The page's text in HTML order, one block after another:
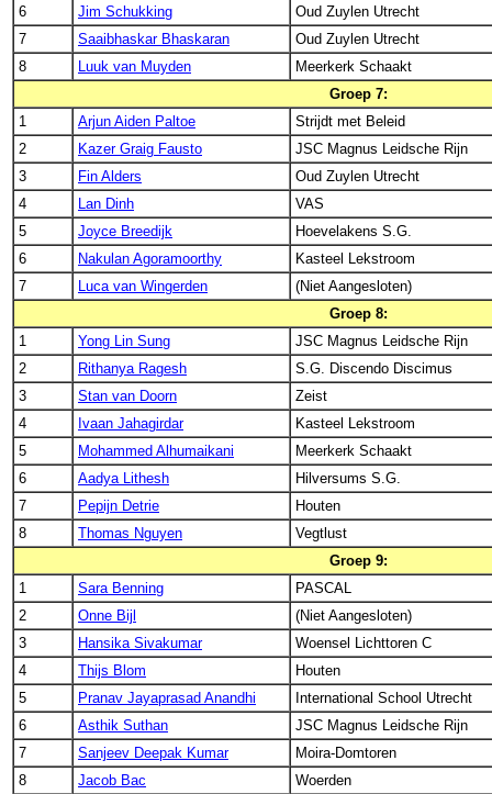
6
Jim Schukking
Oud Zuylen Utrecht
7
Saaibhaskar Bhaskaran
Oud Zuylen Utrecht
8
Luuk van Muyden
Meerkerk Schaakt
Groep 7:
1
Arjun Aiden Paltoe
Strijdt met Beleid
2
Kazer Graig Fausto
JSC Magnus Leidsche Rijn
3
Fin Alders
Oud Zuylen Utrecht
4
Lan Dinh
VAS
5
Joyce Breedijk
Hoevelakens S.G.
6
Nakulan Agoramoorthy
Kasteel Lekstroom
7
Luca van Wingerden
(Niet Aangesloten)
Groep 8:
1
Yong Lin Sung
JSC Magnus Leidsche Rijn
2
Rithanya Ragesh
S.G. Discendo Discimus
3
Stan van Doorn
Zeist
4
Ivaan Jahagirdar
Kasteel Lekstroom
5
Mohammed Alhumaikani
Meerkerk Schaakt
6
Aadya Lithesh
Hilversums S.G.
7
Pepijn Detrie
Houten
8
Thomas Nguyen
Vegtlust
Groep 9:
1
Sara Benning
PASCAL
2
Onne Bijl
(Niet Aangesloten)
3
Hansika Sivakumar
Woensel Lichttoren C
4
Thijs Blom
Houten
5
Pranav Jayaprasad Anandhi
International School Utrecht
6
Asthik Suthan
JSC Magnus Leidsche Rijn
7
Sanjeev Deepak Kumar
Moira-Domtoren
8
Jacob Bac
Woerden